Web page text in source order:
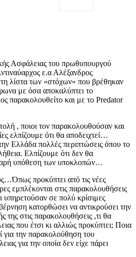
Ασφάλειας του πρωθυπουργού
ε.α Αλέξανδρος
λίστα των «στόχων» που βρέθηκαν
με όσα αποκαλύπτει το
παρακολουθείτο και με το Predator
, ποιοι τον παρακολουθούσαν και
ελπίζουμε ότι θα αποδειχτεί…
Ελλάδα πολλές περιπτώσεις όπου το
Ελπίζουμε ότι δεν θα
υπόθεση των υποκλοπών…
προκύπτει από τις νέες
εμπλέκονται στις παρακολουθήσεις
υπηρετούσαν σε πολύ κρίσιμες
κατορθώσει να αντικρούσει την
της στις παρακολουθήσεις ,τι θα
που έτσι κι αλλιώς προκύπτει; Ποια
για την παρακολούθηση του
για την οποία δεν είχε πάρει